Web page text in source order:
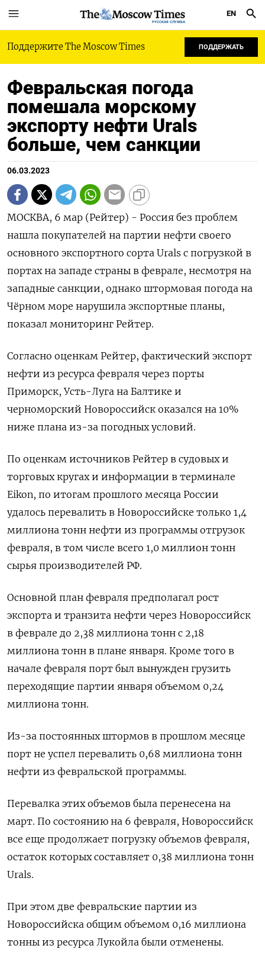
РУССКАЯ СЛУЖБА
EN
Поддержите The Moscow Times ПОДДЕРЖАТЬ
Февральская погода
помешала морскому
экспорту нефти Urals
больше, чем санкции
06.03.2023
МОСКВА, 6 мар (Рейтер) - Россия без проблем
нашла покупателей на партии нефти своего
основного экспортного сорта Urals с погрузкой в
портах на западе страны в феврале, несмотря на
западные санкции, однако штормовая погода на
Чёрном море нарушила экспортные планы,
показал мониторинг Рейтер.
Согласно оценкам Рейтер, фактический экспорт
нефти из ресурса февраля через порты
Приморск, Усть-Луга на Балтике и
черноморский Новороссийск оказался на 10%
ниже плана из-за погодных условий.
По оценкам источников Рейтер в судовых и
торговых кругах и информации в терминале
Eikon, по итогам прошлого месяца России
удалось перевалить в Новороссийске только 1,4
миллиона тонн нефти из программы отгрузок
февраля, в том числе всего 1,0 миллион тонн
сырья производителей РФ.
Основной план февраля предполагал рост
экспорта и транзита нефти через Новороссийск
в феврале до 2,38 миллиона тонн с 2,18
миллиона тонн в плане января. Кроме того в
начале февраля порт был вынужден грузить
переходящие партии января объемом 0,24
миллиона тонн.
Из-за постоянных штормов в прошлом месяце
порт не успел перевалить 0,68 миллиона тонн
нефти из февральской программы.
Перевалка этих объемов была перенесена на
март. По состоянию на 6 февраля, Новороссийск
все еще продолжает погрузку объемов февраля,
остаток которых составляет 0,38 миллиона тонн
Urals.
При этом две февральские партии из
Новороссийска общим объемом 0,16 миллиона
тонны из ресурса Лукойла были отменены.